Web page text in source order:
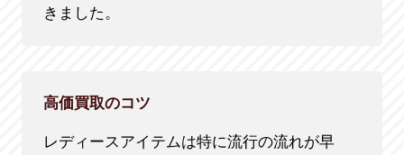
きました。
高価買取のコツ
レディースアイテムは特に流行の流れが早